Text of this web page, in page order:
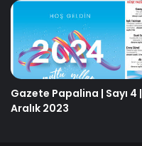
Gazete Papalina | Sayı 4 |
Aralık 2023